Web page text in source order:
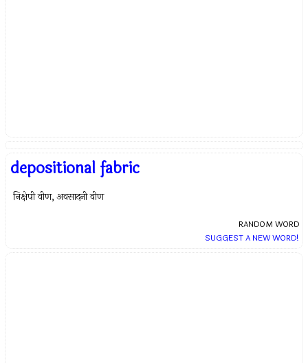
depositional fabric
निक्षेपी वीण, अवसादनी वीण
RANDOM WORD
SUGGEST A NEW WORD!